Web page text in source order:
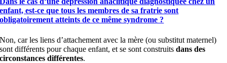
enfant, est-ce que tous les membres de sa fratrie sont
obligatoirement atteints de ce même syndrome ?
Non, car les liens d’attachement avec la mère (ou substitut maternel)
sont différents pour chaque enfant, et se sont construitsdans des
circonstances différentes.